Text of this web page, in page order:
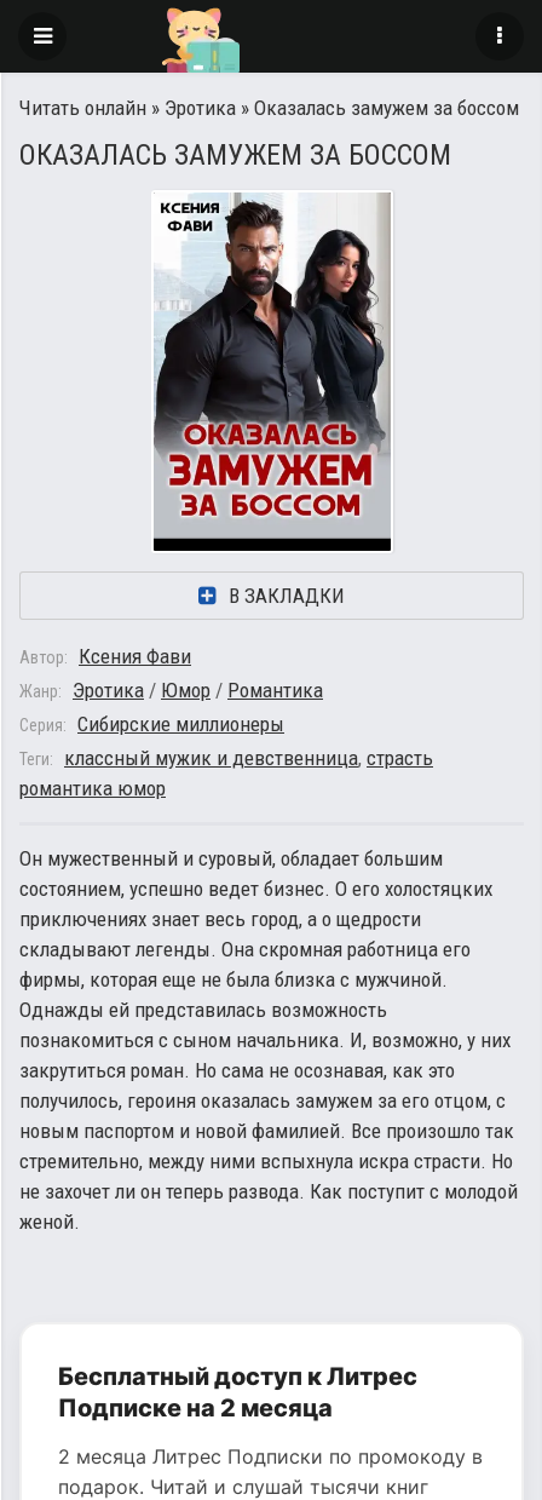
Читать онлайн » Эротика » Оказалась замужем за боссом
ОКАЗАЛАСЬ ЗАМУЖЕМ ЗА БОССОМ
В ЗАКЛАДКИ
Автор: Ксения Фави
Жанр: Эротика / Юмор / Романтика
Серия: Сибирские миллионеры
Теги: классный мужик и девственница, страсть
романтика юмор
Он мужественный и суровый, обладает большим
состоянием, успешно ведет бизнес. О его холостяцких
приключениях знает весь город, а о щедрости
складывают легенды. Она скромная работница его
фирмы, которая еще не была близка с мужчиной.
Однажды ей представилась возможность
познакомиться с сыном начальника. И, возможно, у них
закрутиться роман. Но сама не осознавая, как это
получилось, героиня оказалась замужем за его отцом, с
новым паспортом и новой фамилией. Все произошло так
стремительно, между ними вспыхнула искра страсти. Но
не захочет ли он теперь развода. Как поступит с молодой
женой.
Бесплатный доступ к Литрес
Подписке на 2 месяца
2 месяца Литрес Подписки по промокоду в
подарок. Читай и слушай тысячи книг